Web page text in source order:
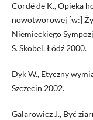
Cordé de K., Opieka
nowotworowej [w:]
Niemieckiego
S. Skobel, Łódź 2000.
Dyk W., Etyczny
Szczecin 2002.
Galarowicz J., Być